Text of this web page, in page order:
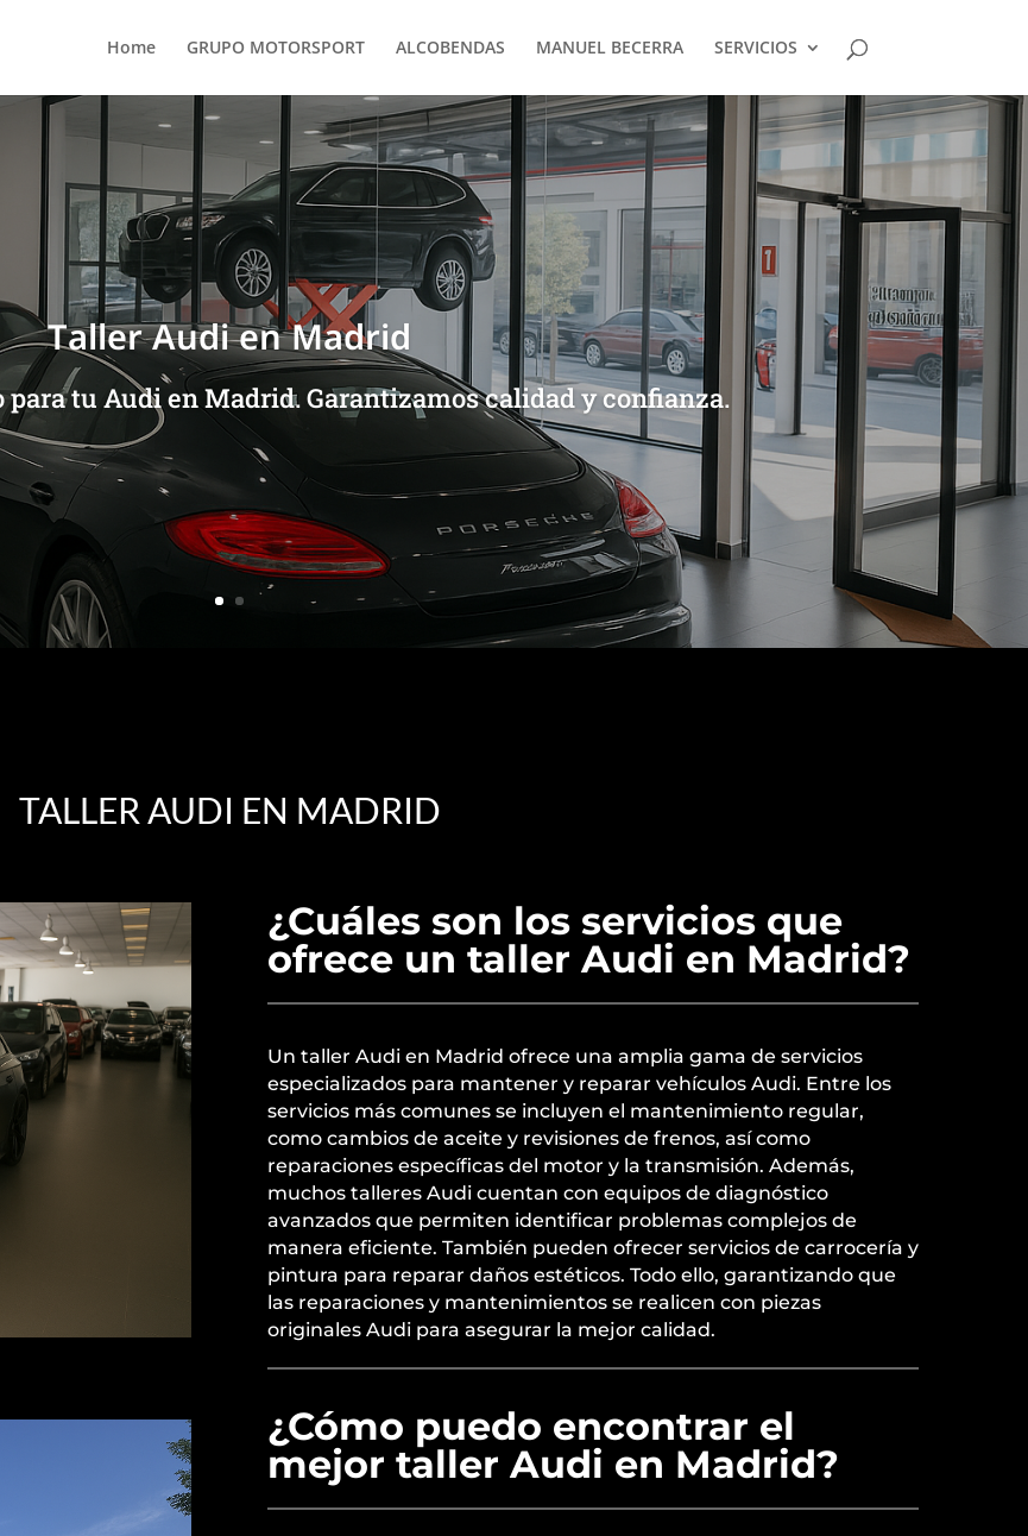
Home GRUPO MOTORSPORT ALCOBENDAS MANUEL BECERRA SERVICIOS
Taller Audi en Madrid
tu Audi en Madrid. Garantizamos calidad y confianza.
TALLER AUDI EN MADRID
¿Cuáles son los servicios que
ofrece un taller Audi en Madrid?
Un taller Audi en Madrid ofrece una amplia gama de servicios
especializados para mantener y reparar vehículos Audi. Entre los
servicios más comunes se incluyen el mantenimiento regular,
como cambios de aceite y revisiones de frenos, así como
reparaciones específicas del motor y la transmisión. Además,
muchos talleres Audi cuentan con equipos de diagnóstico
avanzados que permiten identificar problemas complejos de
manera eficiente. También pueden ofrecer servicios de carrocería y
pintura para reparar daños estéticos. Todo ello, garantizando que
las reparaciones y mantenimientos se realicen con piezas
originales Audi para asegurar la mejor calidad.
¿Cómo puedo encontrar el
mejor taller Audi en Madrid?